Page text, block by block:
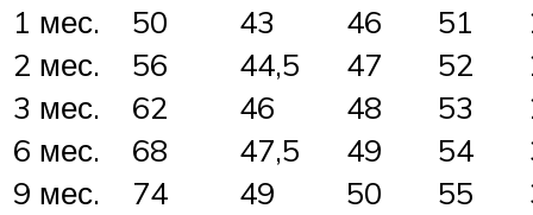
1 мес.
50 43 46 51
2 мес.
56 44,5 47 52
3 мес.
62 46 48 53
6 мес.
68 47,5 49 54
9 мес.
74 49 50 55